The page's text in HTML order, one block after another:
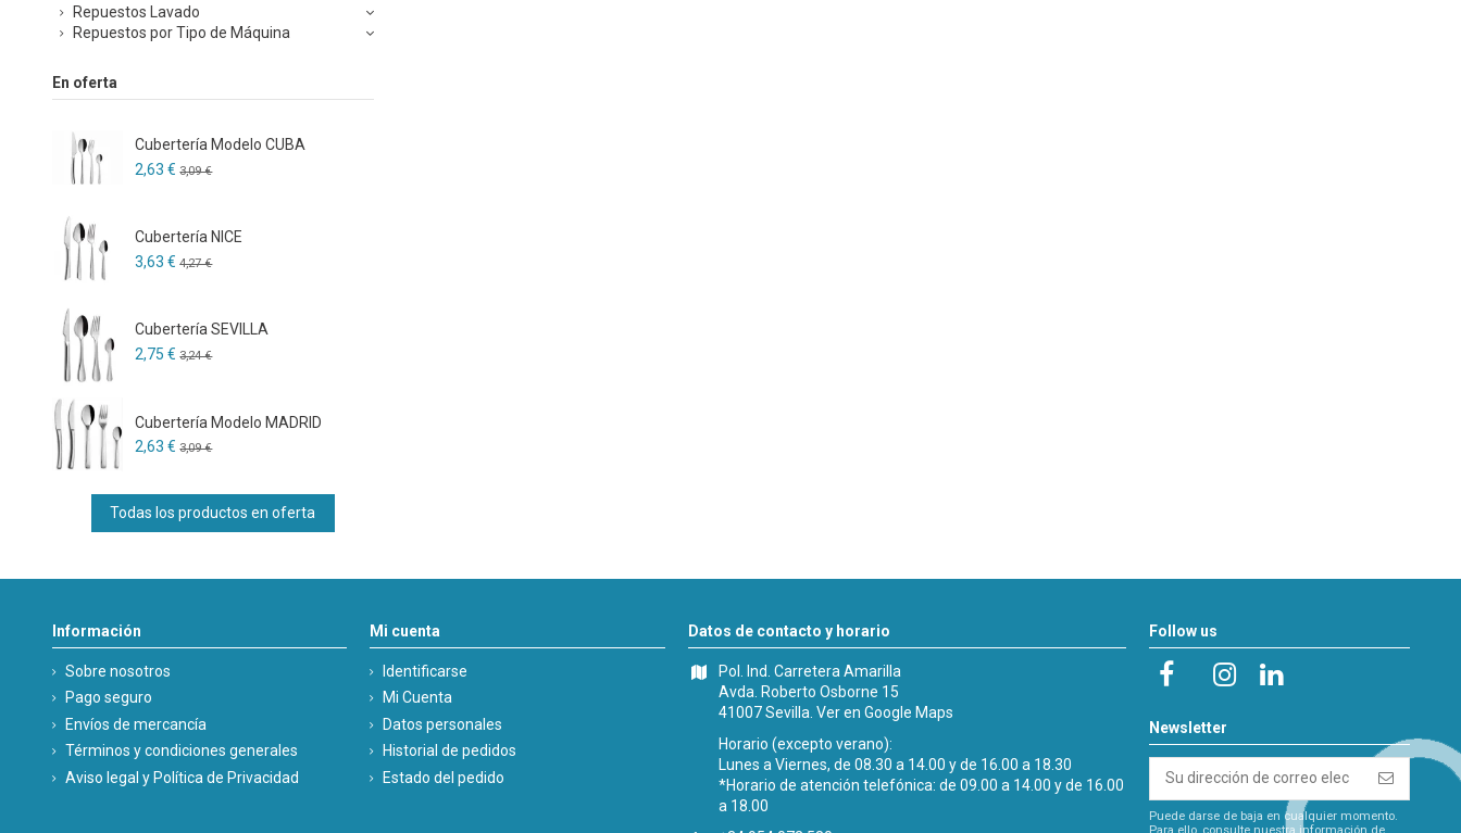
Repuestos Lavado
Repuestos por Tipo de Máquina
En oferta
Cubertería Modelo CUBA
2,63 € 3,09 €
Cubertería NICE
3,63 € 4,27 €
Cubertería SEVILLA
2,75 € 3,24 €
Cubertería Modelo MADRID
2,63 € 3,09 €
Todas los productos en oferta
Información
Sobre nosotros
Pago seguro
Envíos de mercancía
Términos y condiciones generales
Aviso legal y Política de Privacidad
Mi cuenta
Identificarse
Mi Cuenta
Datos personales
Historial de pedidos
Estado del pedido
Datos de contacto y horario
Pol. Ind. Carretera Amarilla
Avda. Roberto Osborne 15
41007 Sevilla.Ver en Google Maps
Horario (excepto verano):
Lunes a Viernes, de 08.30 a 14.00 y de 16.00 a 18.30
*Horario de atención telefónica: de 09.00 a 14.00 y de 16.00
a 18.00
Follow us
Newsletter
Puede darse de baja en cualquier momento.
Para ello, consulte nuestra información de